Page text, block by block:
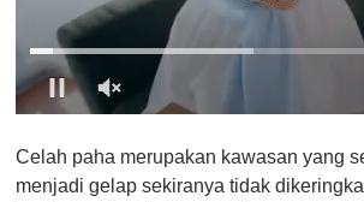
f
1
Celah paha merupakan kawasan yang
menjadi gelap sekiranya tidak